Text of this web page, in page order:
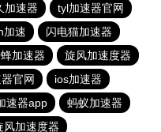
加速器
tyl加速器官网
加速
闪电猫加速器
加速器
旋风加速度器
官网
ios加速器
速器app
蚂蚁加速器
风加速度器